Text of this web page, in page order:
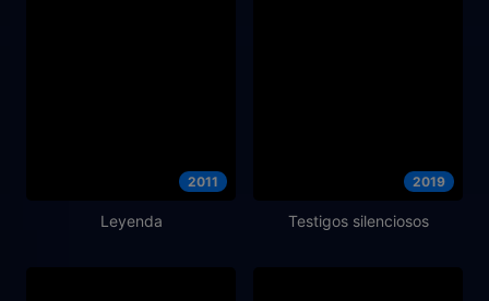
2011
Leyenda
2019
Testigos silenciosos